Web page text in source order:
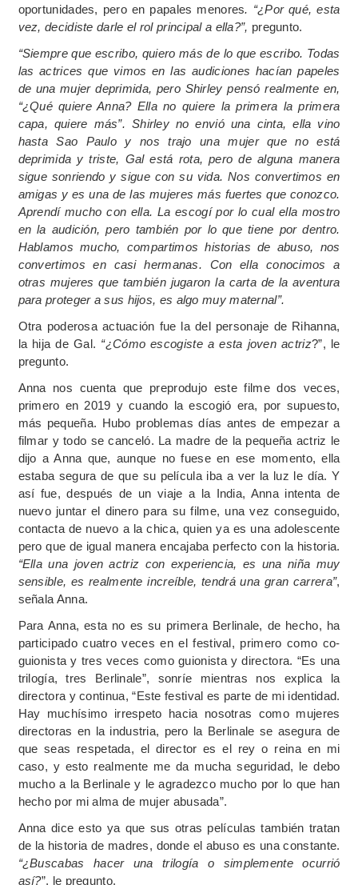
oportunidades, pero en papales menores. “¿Por qué, esta
vez, decidiste darle el rol principal a ella?”, pregunto.
“Siempre que escribo, quiero más de lo que escribo. Todas
las actrices que vimos en las audiciones hacían papeles
de una mujer deprimida, pero Shirley pensó realmente en,
“¿Qué quiere Anna? Ella no quiere la primera la primera
capa, quiere más”. Shirley no envió una cinta, ella vino
hasta Sao Paulo y nos trajo una mujer que no está
deprimida y triste, Gal está rota, pero de alguna manera
sigue sonriendo y sigue con su vida. Nos convertimos en
amigas y es una de las mujeres más fuertes que conozco.
Aprendí mucho con ella. La escogí por lo cual ella mostro
en la audición, pero también por lo que tiene por dentro.
Hablamos mucho, compartimos historias de abuso, nos
convertimos en casi hermanas. Con ella conocimos a
otras mujeres que también jugaron la carta de la aventura
para proteger a sus hijos, es algo muy maternal”.
Otra poderosa actuación fue la del personaje de Rihanna,
la hija de Gal. “¿Cómo escogiste a esta joven actriz?”, le
pregunto.
Anna nos cuenta que preprodujo este filme dos veces,
primero en 2019 y cuando la escogió era, por supuesto,
más pequeña. Hubo problemas días antes de empezar a
filmar y todo se canceló. La madre de la pequeña actriz le
dijo a Anna que, aunque no fuese en ese momento, ella
estaba segura de que su película iba a ver la luz le día. Y
así fue, después de un viaje a la India, Anna intenta de
nuevo juntar el dinero para su filme, una vez conseguido,
contacta de nuevo a la chica, quien ya es una adolescente
pero que de igual manera encajaba perfecto con la historia.
“Ella una joven actriz con experiencia, es una niña muy
sensible, es realmente increíble, tendrá una gran carrera”,
señala Anna.
Para Anna, esta no es su primera Berlinale, de hecho, ha
participado cuatro veces en el festival, primero como co-
guionista y tres veces como guionista y directora. “Es una
trilogía, tres Berlinale”, sonríe mientras nos explica la
directora y continua, “Este festival es parte de mi identidad.
Hay muchísimo irrespeto hacia nosotras como mujeres
directoras en la industria, pero la Berlinale se asegura de
que seas respetada, el director es el rey o reina en mi
caso, y esto realmente me da mucha seguridad, le debo
mucho a la Berlinale y le agradezco mucho por lo que han
hecho por mi alma de mujer abusada”.
Anna dice esto ya que sus otras películas también tratan
de la historia de madres, donde el abuso es una constante.
“¿Buscabas hacer una trilogía o simplemente ocurrió
así?”, le pregunto.